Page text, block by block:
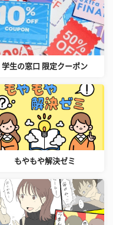
学生の窓口 限定クーポン
もやもや解決ゼミ